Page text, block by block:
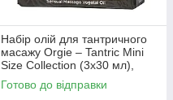
Набір олій для тантричного
масажу Orgie – Tantric Mini
Size Collection (3х30 мл),
зволоження
Готово до відправки